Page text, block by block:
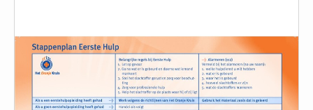
Diensten
Keuringen
RI&E
Bedrijfsnoodplannen